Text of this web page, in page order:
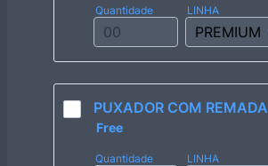
Quantidade LINHA
PUXADOR COM REMADA
Free
Free
Quantidade LINHA